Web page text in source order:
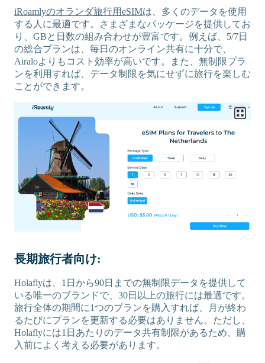
iRoamlyのオランダ旅行用eSIMは、多くのデータを使用
する人に最適です。さまざまなパッケージを提供してお
り、GBと日数の組み合わせが豊富です。例えば、5/7日
の総合プランは、毎日のオンライン共有に十分で、
Airaloよりもコスト効率が高いです。また、無制限プラ
ンを利用すれば、データ制限を気にせずに旅行を楽しむ
ことができます。
長期旅行者向け:
Holaflyは、1日から90日までの無制限データを提供して
いる唯一のブランドで、30日以上の旅行には最適です。
旅行全体の期間に1つのプランを購入すれば、月が終わ
るたびにプランを更新する必要はありません。ただし、
Holaflyには1日あたりのデータ共有制限があるため、購
入前によく考える必要があります。